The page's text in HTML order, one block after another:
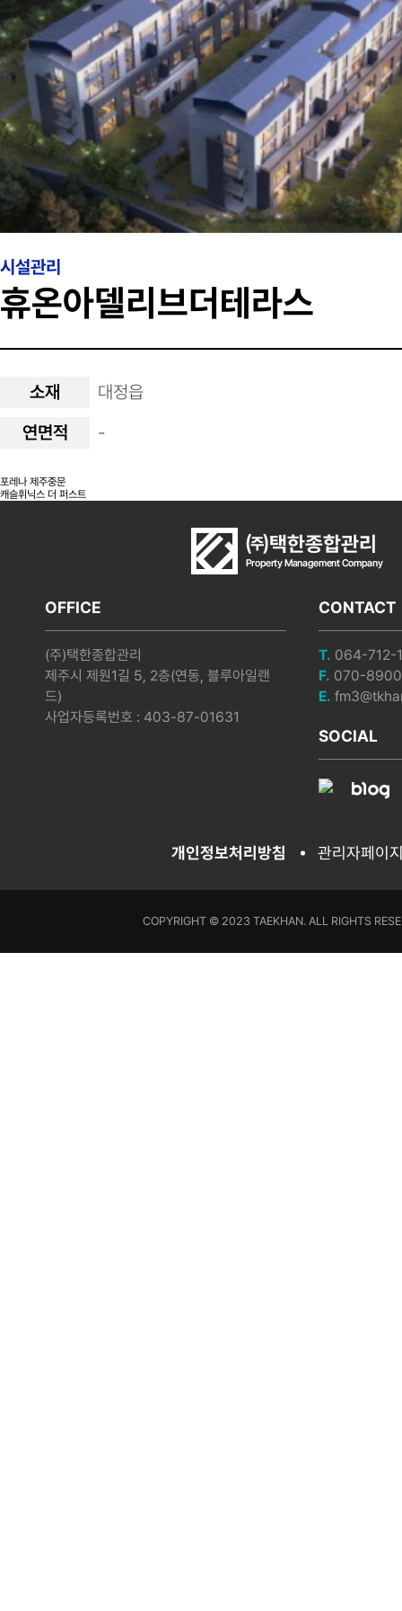
시설관리
휴온아델리브더테라스
소재
연면적
대정읍
-
포레나 제주중문
캐슬휘닉스 더 퍼스트
OFFICE
(주)택한종합관리
제주시 제원1길 5, 2층(연동, 블루아일랜
드)
사업자등록번호 : 403-87-01631
CONTACT
T. 064-712-
F. 070-
E.
SOCIAL
개인정보처리방침 관리자페이
COPYRIGHT © 2023 TAEKHAN. ALL RIGHTS